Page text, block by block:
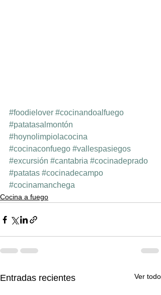
#foodielover #cocinandoalfuego
#patatasalmontón
#hoynolimpiolacocina
#cocinaconfuego #vallespasiegos
#excursión #cantabria #cocinadeprado
#patatas #cocinadecampo
#cocinamanchega
Cocina a fuego
Entradas recientes Ver todo